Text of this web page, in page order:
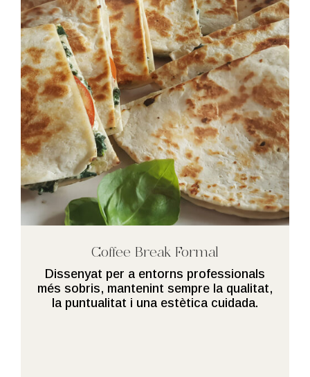
Coffee Break Formal
Dissenyat per a entorns professionals
més sobris, mantenint sempre la qualitat,
la puntualitat i una estètica cuidada.